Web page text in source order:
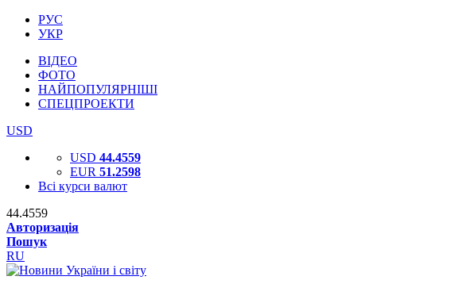
РУС
УКР
ВІДЕО
ФОТО
НАЙПОПУЛЯРНІШІ
СПЕЦПРОЕКТИ
USD
USD 44.4559
EUR 51.2598
Всі курси валют
44.4559
Авторизація
Пошук
RU